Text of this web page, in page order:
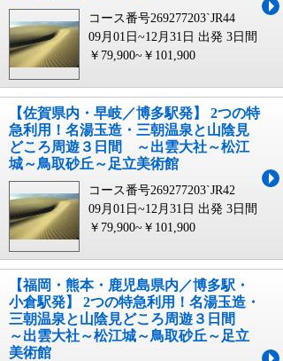
コース番号269277203`JR44
09月01日~12月31日 出発 3日間
￥79,900~￥101,900
【佐賀県内・早岐／博多駅発】 2つの特
急利用！名湯玉造・三朝温泉と山陰見
どころ周遊３日間 ～出雲大社～松江
城～鳥取砂丘～足立美術館
コース番号269277203`JR42
09月01日~12月31日 出発 3日間
￥79,900~￥101,900
【福岡・熊本・鹿児島県内／博多駅・
小倉駅発】 2つの特急利用！名湯玉造・
三朝温泉と山陰見どころ周遊３日間
～出雲大社～松江城～鳥取砂丘～足立
美術館